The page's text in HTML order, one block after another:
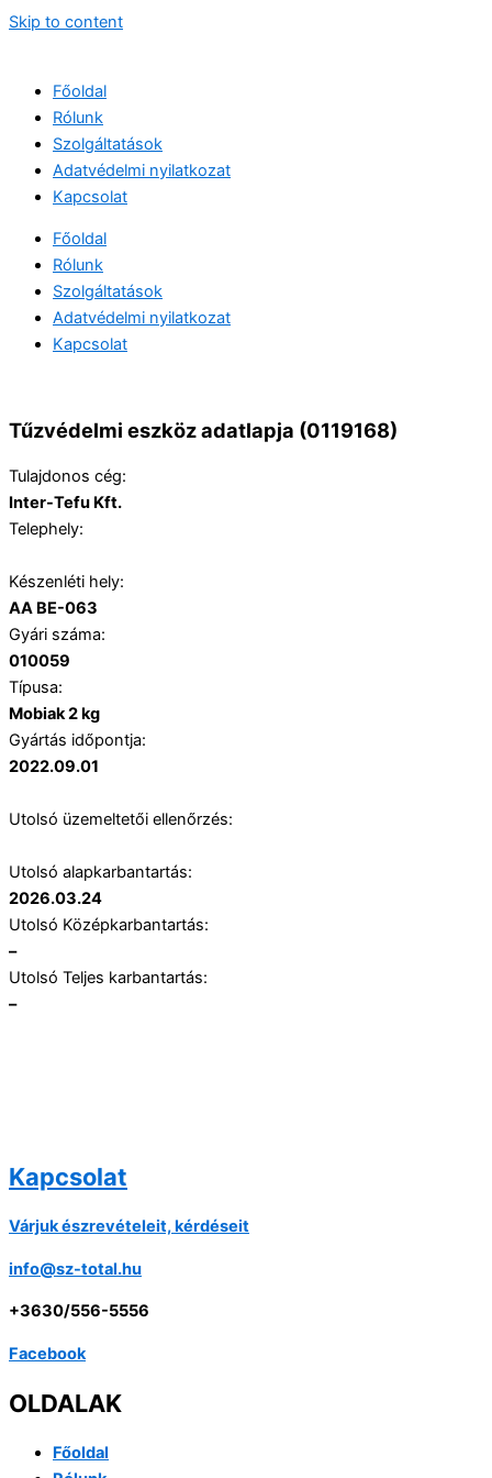
Skip to content
Főoldal
Rólunk
Szolgáltatások
Adatvédelmi nyilatkozat
Kapcsolat
Főoldal
Rólunk
Szolgáltatások
Adatvédelmi nyilatkozat
Kapcsolat
Tűzvédelmi eszköz adatlapja (0119168)
Tulajdonos cég:
Inter-Tefu Kft.
Telephely:
Készenléti hely:
AA BE-063
Gyári száma:
010059
Típusa:
Mobiak 2 kg
Gyártás időpontja:
2022.09.01
Utolsó üzemeltetői ellenőrzés:
Utolsó alapkarbantartás:
2026.03.24
Utolsó Középkarbantartás:
–
Utolsó Teljes karbantartás:
–
Kapcsolat
Várjuk észrevételeit, kérdéseit
info@sz-total.hu
+3630/556-5556
Facebook
OLDALAK
Főoldal